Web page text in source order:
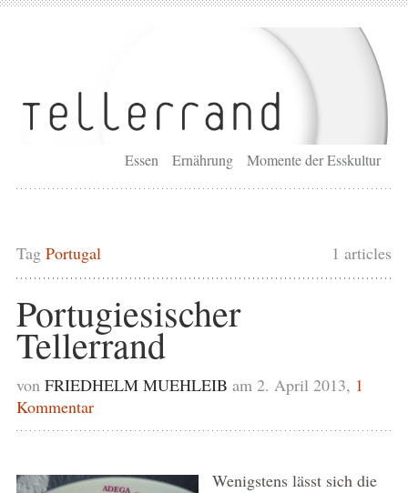
Essen Ernährung Momente der Esskultur
1 articles
Tag Portugal
Portugiesischer
Tellerrand
von FRIEDHELM MUEHLEIB am 2. April 2013, 1
Kommentar
Wenigstens lässt sich die